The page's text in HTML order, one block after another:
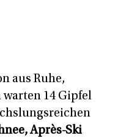
aus Ruhe,
14 Gipfel
Après-Ski